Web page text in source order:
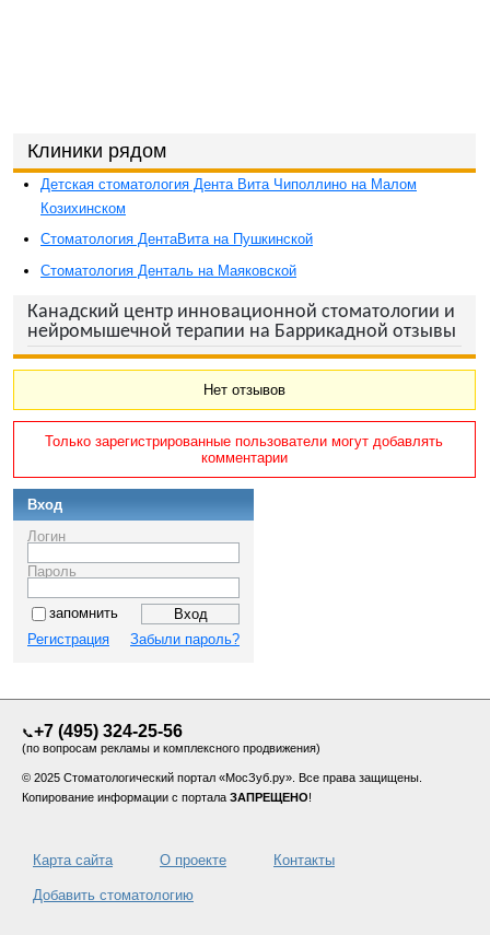
Клиники рядом
Детская стоматология Дента Вита Чиполлино на Малом
Козихинском
Стоматология ДентаВита на Пушкинской
Стоматология Денталь на Маяковской
Канадский центр инновационной стоматологии и
нейромышечной терапии на Баррикадной отзывы
Нет отзывов
Только зарегистрированные пользователи могут добавлять
комментарии
Вход
Логин
Пароль
запомнить
Регистрация
Забыли пароль?
📞+7 (495) 324-25-56
(по вопросам рекламы и комплексного продвижения)
© 2025 Стоматологический портал «МосЗуб.ру». Все права защищены.
Копирование информации с портала ЗАПРЕЩЕНО!
Карта сайта О проекте Контакты
Добавить стоматологию